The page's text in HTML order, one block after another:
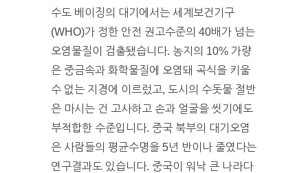
수도 베이징의 대기에서는 세계보건기구
(WHO)가 정한 안전 권고수준의 40배가 넘는
오염물질이 검출됐습니다. 농지의 10% 가량
은 중금속과 화학물질에 오염돼 곡식을 키울
수 없는 지경에 이르렀고, 도시의 수돗물 절반
은 마시는 건 고사하고 손과 얼굴을 씻기에도
부적합한 수준입니다. 중국 북부의 대기오염
은 사람들의 평균수명을 5년 반이나 줄였다는
연구결과도 있습니다. 중국이 워낙 큰 나라다